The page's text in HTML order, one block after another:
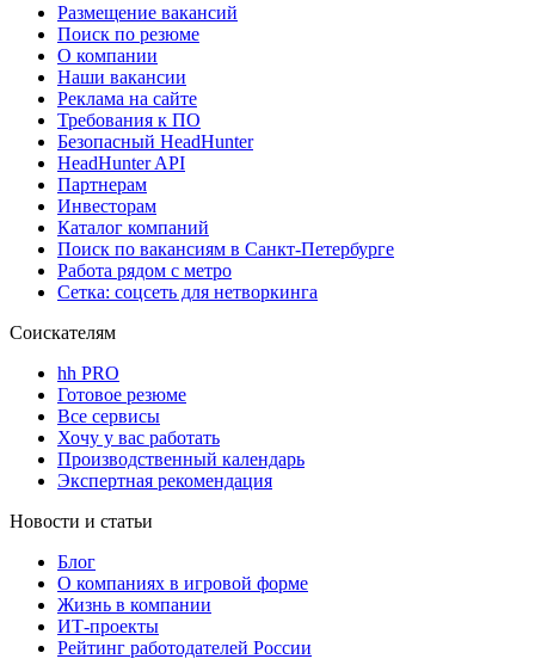
Размещение вакансий
Поиск по резюме
О компании
Наши вакансии
Реклама на сайте
Требования к ПО
Безопасный HeadHunter
HeadHunter API
Партнерам
Инвесторам
Каталог компаний
Поиск по вакансиям в Санкт-Петербурге
Работа рядом с метро
Сетка: соцсеть для нетворкинга
Соискателям
hh PRO
Готовое резюме
Все сервисы
Хочу у вас работать
Производственный календарь
Экспертная рекомендация
Новости и статьи
Блог
О компаниях в игровой форме
Жизнь в компании
ИТ-проекты
Рейтинг работодателей России